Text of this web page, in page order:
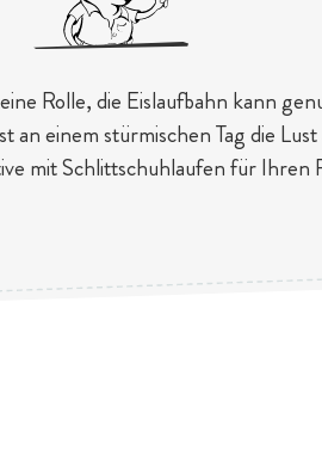
Rolle, die Eislaufbahn kann
an einem stürmischen Tag die
mit Schlittschuhlaufen für Ihren